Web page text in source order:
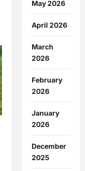
May 2026
April 2026
March
2026
February
2026
January
2026
December
2025